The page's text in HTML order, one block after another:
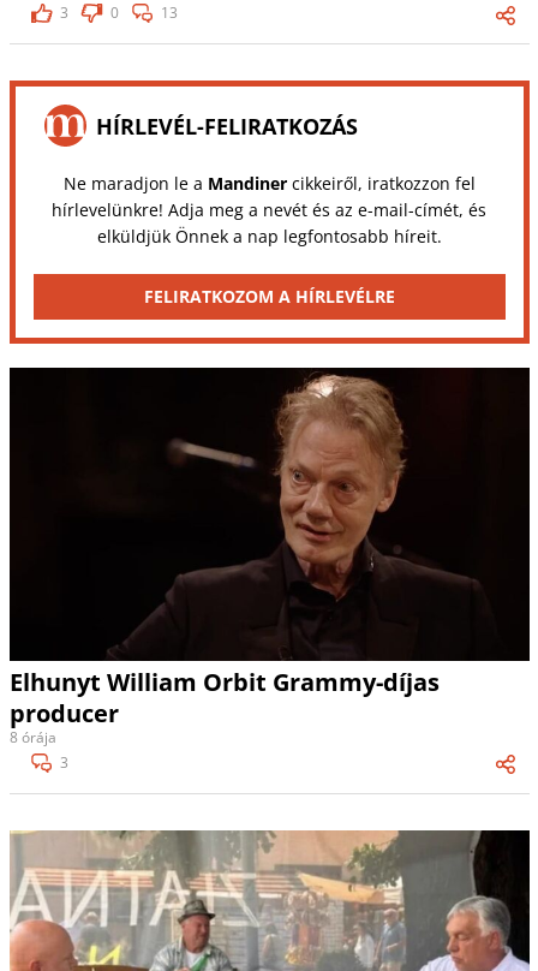
3
0 13
HÍRLEVÉL-FELIRATKOZÁS
Ne maradjon le a Mandinercikkeiről, iratkozzon fel
hírlevelünkre! Adja meg a nevét és az e-mail-címét, és
elküldjük Önnek a nap legfontosabb híreit.
FELIRATKOZOM A HÍRLEVÉLRE
Elhunyt William Orbit Grammy-díjas
producer
8 órája
3